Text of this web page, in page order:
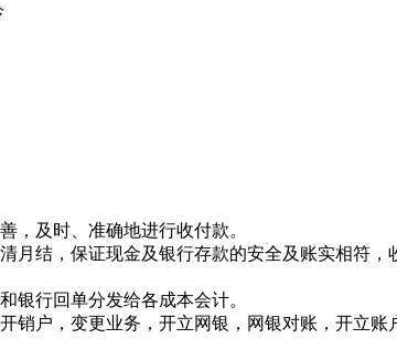
，及时、准确地进行收付款。
结，保证现金及银行存款的安全及账实相符，
银行回单分发给各成本会计。
户，变更业务，开立网银，网银对账，开立账